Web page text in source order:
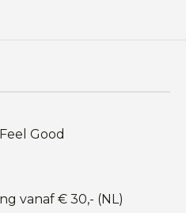
Good
vanaf € 30,- (NL)